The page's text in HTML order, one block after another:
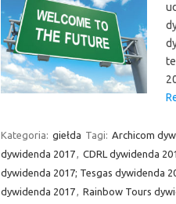
Kategoria: giełda Tagi: Archicom
dywidenda 2017, CDRL dywidenda
dywidenda 2017; Tesgas dywidenda
dywidenda 2017, Rainbow Tours